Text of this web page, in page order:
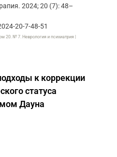
2024; 20 (7): 48–
20-7-48-51
20. № 7. Неврология и психиатрия |
к коррекции
статуса
Дауна